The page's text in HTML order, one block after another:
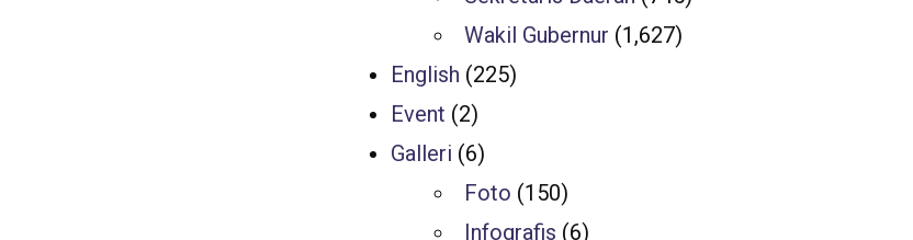
Wakil Gubernur (1,627)
English (225)
Event (2)
Galleri (6)
Foto (150)
Infografis (6)